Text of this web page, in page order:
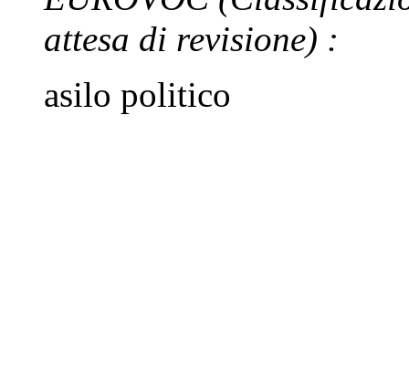
attesa di revisione) :
asilo politico